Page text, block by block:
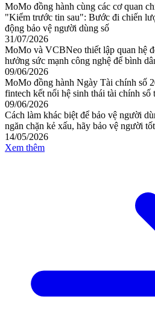
MoMo đồng hành cùng các cơ quan
"Kiểm trước tin sau": Bước đi chiến
động bảo vệ người dùng số
31/07/2026
MoMo và VCBNeo thiết lập quan hệ
hưởng sức mạnh công nghệ để bình
09/06/2026
MoMo đồng hành Ngày Tài chính số
fintech kết nối hệ sinh thái tài chính số
09/06/2026
Cách làm khác biệt để bảo vệ người
ngăn chặn kẻ xấu, hãy bảo vệ người
14/05/2026
Xem thêm